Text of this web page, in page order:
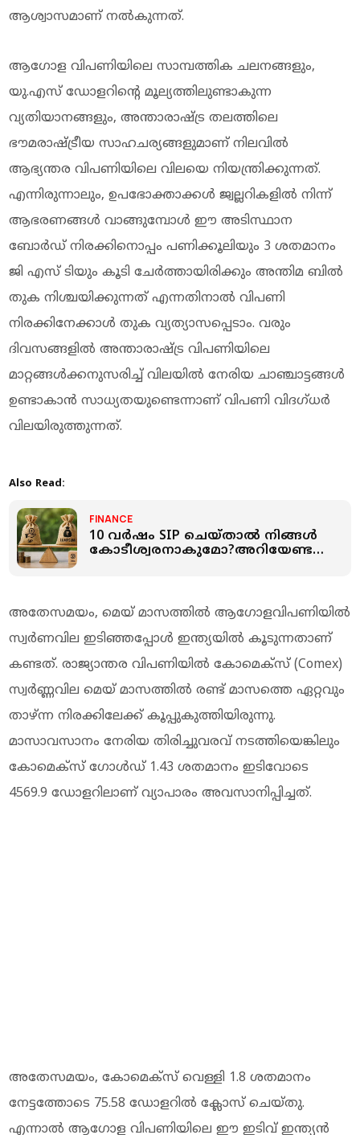
ആശ്വാസമാണ് നൽകുന്നത്.
ആഗോള വിപണിയിലെ സാമ്പത്തിക ചലനങ്ങളും,
യു.എസ് ഡോളറിന്റെ മൂല്യത്തിലുണ്ടാകുന്ന
വ്യതിയാനങ്ങളും, അന്താരാഷ്ട്ര തലത്തിലെ
ഭൗമരാഷ്ട്രീയ സാഹചര്യങ്ങളുമാണ് നിലവിൽ
ആഭ്യന്തര വിപണിയിലെ വിലയെ നിയന്ത്രിക്കുന്നത്.
എന്നിരുന്നാലും, ഉപഭോക്താക്കൾ ജ്വല്ലറികളിൽ നിന്ന്
ആഭരണങ്ങൾ വാങ്ങുമ്പോൾ ഈ അടിസ്ഥാന
ബോർഡ് നിരക്കിനൊപ്പം പണിക്കൂലിയും 3 ശതമാനം
ജി എസ് ടിയും കൂടി ചേർത്തായിരിക്കും അന്തിമ ബിൽ
തുക നിശ്ചയിക്കുന്നത് എന്നതിനാൽ വിപണി
നിരക്കിനേക്കാൾ തുക വ്യത്യാസപ്പെടാം. വരും
ദിവസങ്ങളിൽ അന്താരാഷ്ട്ര വിപണിയിലെ
മാറ്റങ്ങൾക്കനുസരിച്ച് വിലയിൽ നേരിയ ചാഞ്ചാട്ടങ്ങൾ
ഉണ്ടാകാൻ സാധ്യതയുണ്ടെന്നാണ് വിപണി വിദഗ്ധർ
വിലയിരുത്തുന്നത്.
Also Read:
FINANCE
10 വർഷം SIP ചെയ്താൽ നിങ്ങൾ
കോടീശ്വരനാകുമോ?അറിയേണ്ട
അതേസമയം, മെയ് മാസത്തില്‍ ആഗോളവിപണിയില്‍
സ്വർണവില ഇടിഞ്ഞപ്പോള്‍ ഇന്ത്യയില്‍ കൂടുന്നതാണ്
കണ്ടത്. രാജ്യാന്തര വിപണിയിൽ കോമെക്സ് (Comex)
സ്വർണ്ണവില മെയ് മാസത്തിൽ രണ്ട് മാസത്തെ ഏറ്റവും
താഴ്ന്ന നിരക്കിലേക്ക് കൂപ്പുകുത്തിയിരുന്നു.
മാസാവസാനം നേരിയ തിരിച്ചുവരവ് നടത്തിയെങ്കിലും
കോമെക്സ് ഗോൾഡ് 1.43 ശതമാനം ഇടിവോടെ
4569.9 ഡോളറിലാണ് വ്യാപാരം അവസാനിപ്പിച്ചത്.
അതേസമയം, കോമെക്സ് വെള്ളി 1.8 ശതമാനം
നേട്ടത്തോടെ 75.58 ഡോളറിൽ ക്ലോസ് ചെയ്തു.
എന്നാൽ ആഗോള വിപണിയിലെ ഈ ഇടിവ് ഇന്ത്യൻ